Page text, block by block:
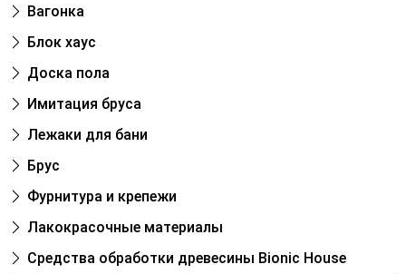
Вагонка
Блок хаус
Доска пола
Имитация бруса
Лежаки для бани
Брус
Фурнитура и крепежи
Лакокрасочные материалы
Cредства обработки древесины Bionic House